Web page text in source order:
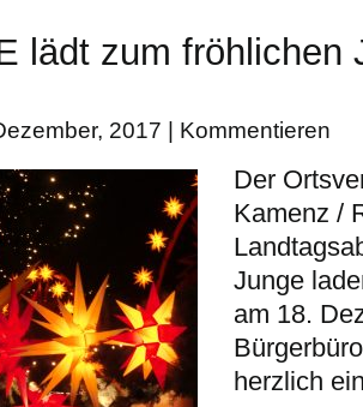
lädt zum fröhlichen
2017 | Kommentieren
Der
Kamenz /
Junge
am 18.
herzlich